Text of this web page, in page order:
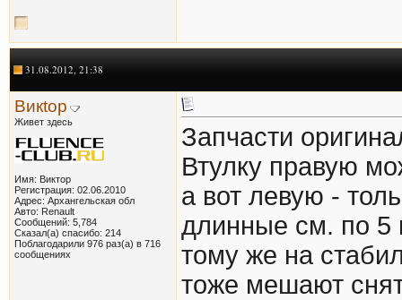
31.08.2012, 21:38
Викtор
Живет здесь
Имя: Виктор
Регистрация: 02.06.2010
Адрес: Архангельская обл
Авто: Renault
Сообщений: 5,784
Сказал(а) спасибо: 214
Поблагодарили 976 раз(а) в 716
сообщениях
Запчасти
Втулку правую
а вот левую -
длинные см. по 5
тому же на
тоже мешают